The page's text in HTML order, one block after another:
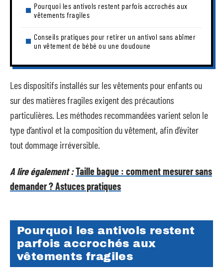
Pourquoi les antivols restent parfois accrochés aux
vêtements fragiles
Conseils pratiques pour retirer un antivol sans abîmer
un vêtement de bébé ou une doudoune
Les dispositifs installés sur les vêtements pour enfants ou
sur des matières fragiles exigent des précautions
particulières. Les méthodes recommandées varient selon le
type d’antivol et la composition du vêtement, afin d’éviter
tout dommage irréversible.
A lire également :Taille bague : comment mesurer sans
demander ? Astuces pratiques
Pourquoi les antivols restent
parfois accrochés aux
vêtements fragiles